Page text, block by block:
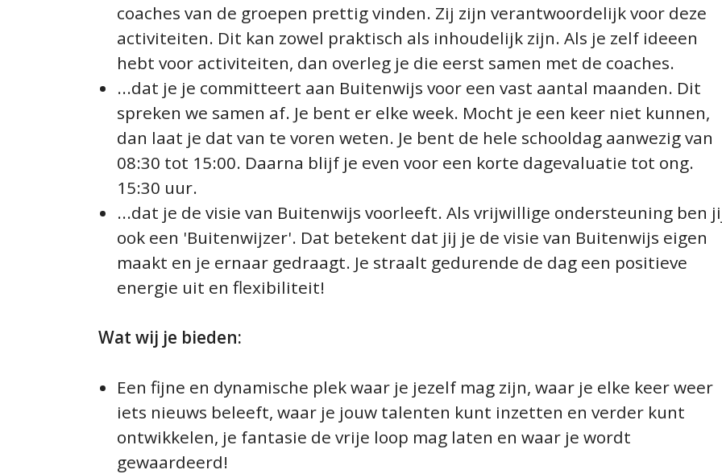
coaches van de groepen prettig vinden. Zij zijn verantwoordelijk voor deze
activiteiten. Dit kan zowel praktisch als inhoudelijk zijn. Als je zelf ideeen
hebt voor activiteiten, dan overleg je die eerst samen met de coaches.
...dat je je committeert aan Buitenwijs voor een vast aantal maanden. Dit
spreken we samen af. Je bent er elke week. Mocht je een keer niet kunnen,
dan laat je dat van te voren weten. Je bent de hele schooldag aanwezig van
08:30 tot 15:00. Daarna blijf je even voor een korte dagevaluatie tot ong.
15:30 uur.
...dat je de visie van Buitenwijs voorleeft. Als vrijwillige ondersteuning ben
ook een 'Buitenwijzer'. Dat betekent dat jij je de visie van Buitenwijs eigen
maakt en je ernaar gedraagt. Je straalt gedurende de dag een positieve
energie uit en flexibiliteit!
Wat wij je bieden:
Een fijne en dynamische plek waar je jezelf mag zijn, waar je elke keer weer
iets nieuws beleeft, waar je jouw talenten kunt inzetten en verder kunt
ontwikkelen, je fantasie de vrije loop mag laten en waar je wordt
gewaardeerd!